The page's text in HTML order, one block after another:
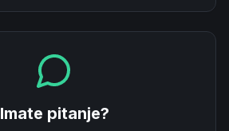
Imate pitanje?